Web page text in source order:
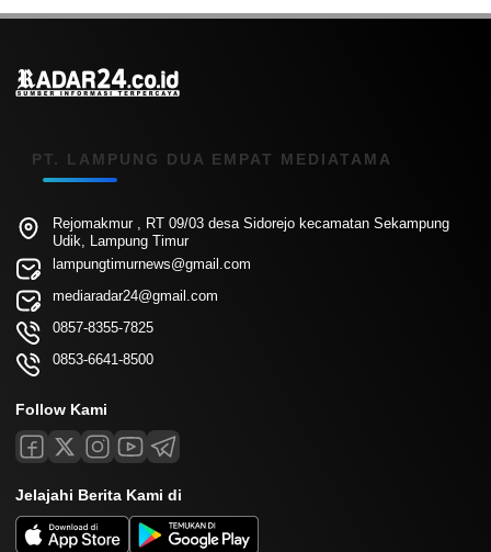
PT. LAMPUNG DUA EMPAT MEDIATAMA
Rejomakmur , RT 09/03 desa Sidorejo kecamatan Sekampung
Udik, Lampung Timur
lampungtimurnews@gmail.com
mediaradar24@gmail.com
0857-8355-7825
0853-6641-8500
Follow Kami
Jelajahi Berita Kami di